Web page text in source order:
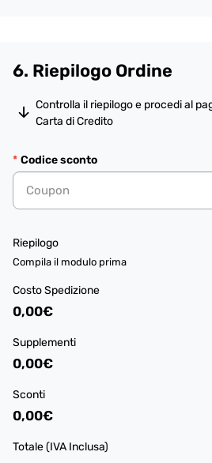
6. Riepilogo Ordine
Controlla il riepilogo e procedi al
Carta di Credito
Codice sconto
Riepilogo
Compila il modulo prima
Costo Spedizione
0,00€
Supplementi
0,00€
Sconti
0,00€
Totale (IVA Inclusa)